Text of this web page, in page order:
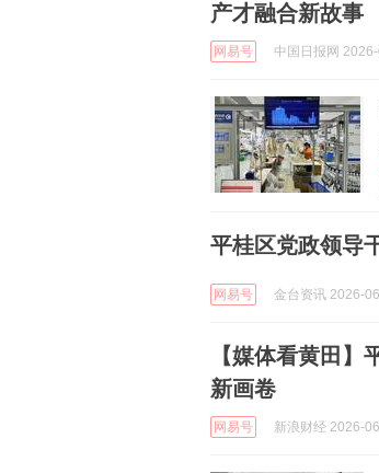
产才融合新故事
网易号 中国日报网
平桂区党政领导
网易号 金台资讯 2026-
【媒体看黄田
新画卷
网易号 新浪财经 2026-